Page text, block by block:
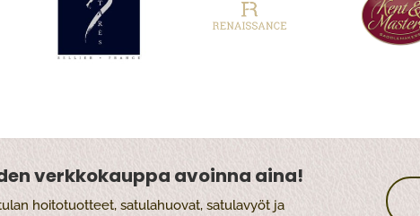
verkkokauppa avoinna aina!
hoitotuotteet, satulahuovat, satulavyöt ja